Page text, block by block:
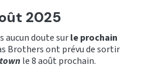
2025
aucun doute surle prochain
Brothers ont prévu de sortir
le 8 août prochain.